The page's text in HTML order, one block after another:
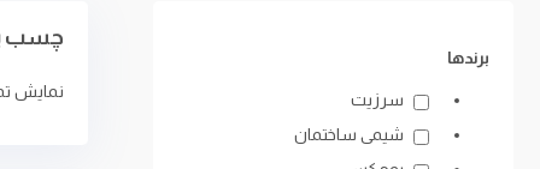
چسب
نمایش تمام 5
برندها
سرزیت
شیمی ساختمان